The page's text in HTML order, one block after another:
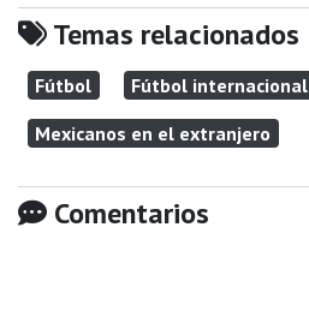
Temas relacionados
Fútbol Fútbol internacional
Mexicanos en el extranjero
Comentarios